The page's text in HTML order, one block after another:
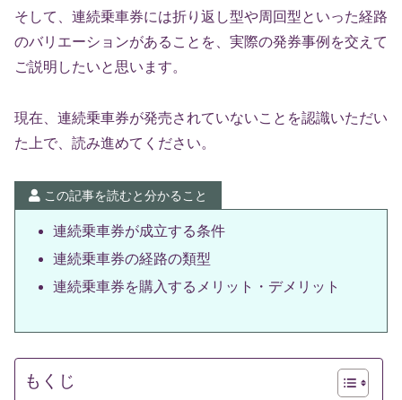
そして、連続乗車券には折り返し型や周回型といった経路
のバリエーションがあることを、実際の発券事例を交えて
ご説明したいと思います。
現在、連続乗車券が発売されていないことを認識いただい
た上で、読み進めてください。
この記事を読むと分かること
連続乗車券が成立する条件
連続乗車券の経路の類型
連続乗車券を購入するメリット・デメリット
もくじ